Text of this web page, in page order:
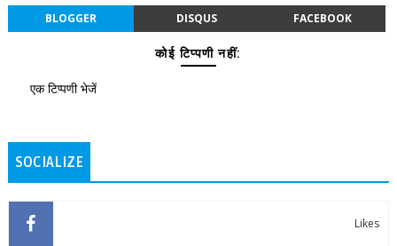
BLOGGER DISQUS FACEBOOK
कोई टिप्पणी नहीं:
एक टिप्पणी भेजें
SOCIALIZE
Likes